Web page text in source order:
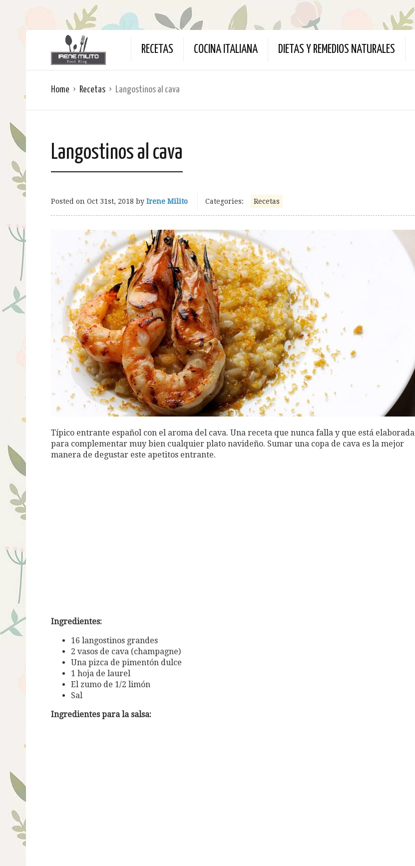
RECETAS COCINA ITALIANA DIETAS Y REMEDIOS NATURALES
Home Recetas Langostinos al cava
Langostinos al cava
Posted on Oct 31st, 2018 by Irene Milito Categories: Recetas
Típico entrante español con el aroma del cava. Una receta que nunca falla y que está elaborada
para complementar muy bien cualquier plato navideño. Sumar una copa de cava es la mejor
manera de degustar este apetitos entrante.
Ingredientes:
16 langostinos grandes
2 vasos de cava (champagne)
Una pizca de pimentón dulce
1 hoja de laurel
El zumo de 1/2 limón
Sal
Ingredientes para la salsa: